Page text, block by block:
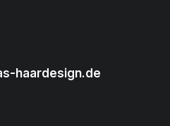
haardesign.de